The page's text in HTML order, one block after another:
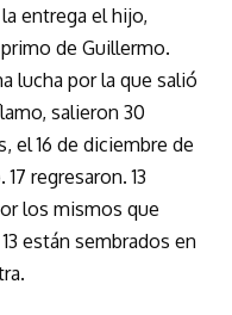
entrega el hijo,
de Guillermo.
lucha por la que salió
salieron 30
el 16 de diciembre de
regresaron. 13
los mismos que
están sembrados en